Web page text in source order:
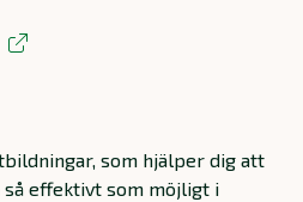
som hjälper dig att
så effektivt som möjligt i